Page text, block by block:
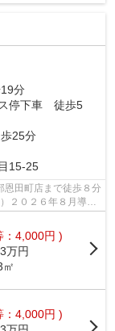
19分
ス停下車 徒歩5
歩25分
15-25
田町店まで徒歩８分
２０２６年８月導入
：4,000円 )
3万円
：4,000円 )